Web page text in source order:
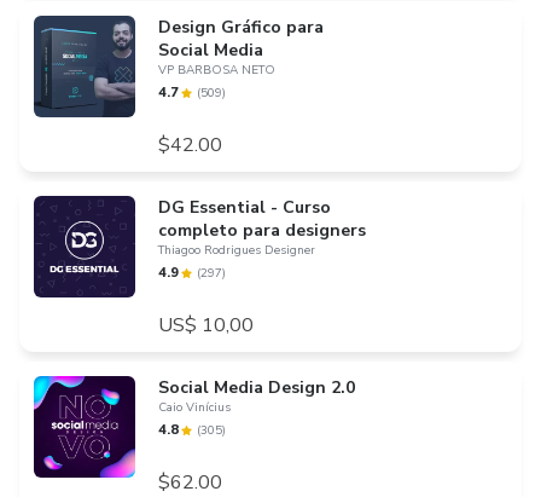
Design Gráfico para
Social Media
VP BARBOSA NETO
4.7 (509)
$42.00
DG Essential - Curso
completo para designers
Thiagoo Rodrigues Designer
4.9 (297)
US$ 10,00
Social Media Design 2.0
Caio Vinícius
4.8 (305)
$62.00